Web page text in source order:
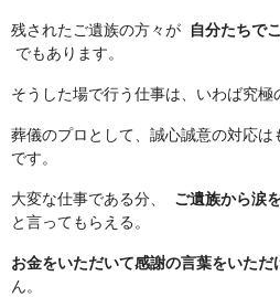
残されたご遺族の方々が
自分たちで
でもあります。
そうした場で行う仕事は、いわば究極
葬儀のプロとして、誠心誠意の対応
です。
大変な仕事である分、 ご遺族から涙
と言ってもらえる。
お金をいただいて感謝の言葉をいただ
ん。